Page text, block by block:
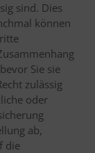
sind. Dies
können
Sie sie
zulässig
oder
ab,
die